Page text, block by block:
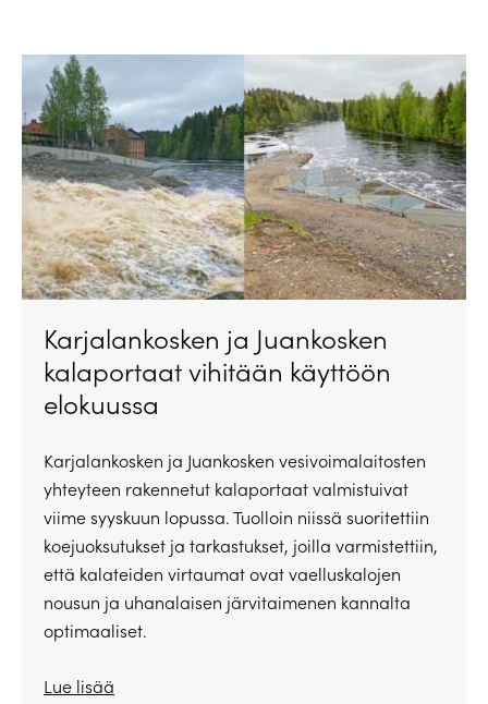
Karjalankosken ja Juankosken
kalaportaat vihitään käyttöön
elokuussa
Karjalankosken ja Juankosken vesivoimalaitosten
yhteyteen rakennetut kalaportaat valmistuivat
viime syyskuun lopussa. Tuolloin niissä suoritettiin
koejuoksutukset ja tarkastukset, joilla varmistettiin,
että kalateiden virtaumat ovat vaelluskalojen
nousun ja uhanalaisen järvitaimenen kannalta
optimaaliset.
Lue lisää